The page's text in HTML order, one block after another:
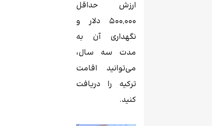
ارزش حداقل
500,000 دلار و
نگهداری آن به
مدت سه سال،
می‌توانید اقامت
ترکیه را دریافت
کنید.